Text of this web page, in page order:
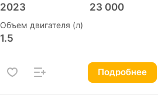
2023 23 000
Объем двигателя (л)
1.5
Подробнее